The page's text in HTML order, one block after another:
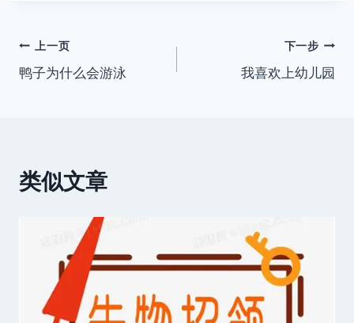
文
章
上一页
鸭子为什么会游泳
下一步
我喜欢上幼儿园
类似文章